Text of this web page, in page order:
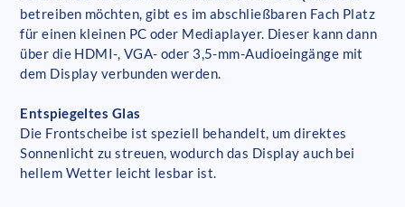
betreiben möchten, gibt es im abschließbaren Fach Platz
für einen kleinen PC oder Mediaplayer. Dieser kann dann
über die HDMI-, VGA- oder 3,5-mm-Audioeingänge mit
dem Display verbunden werden.
Entspiegeltes Glas
Die Frontscheibe ist speziell behandelt, um direktes
Sonnenlicht zu streuen, wodurch das Display auch bei
hellem Wetter leicht lesbar ist.